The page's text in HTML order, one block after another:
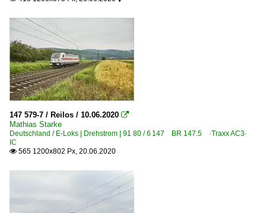
147 579-7 / Reilos / 10.06.2020 
Mathias Starke
Deutschland / E-Loks | Drehstrom | 91 80 / 6 147 BR 147.5 ·Traxx AC3·
IC
 565 1200x802 Px, 20.06.2020